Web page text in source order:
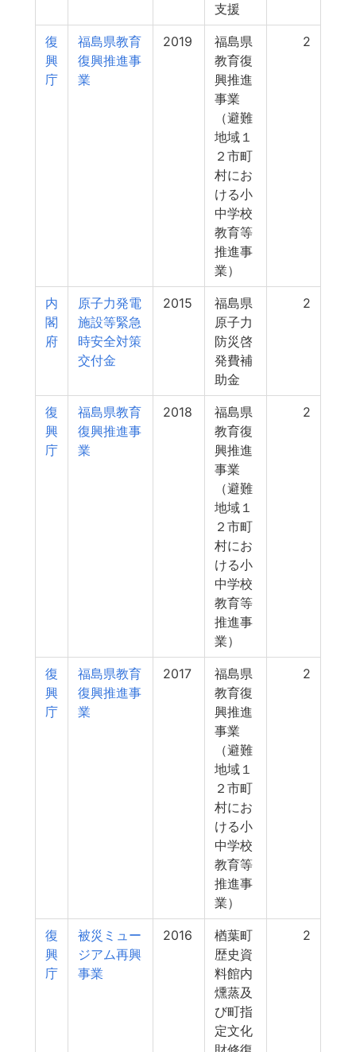
支援
復
興
庁
福島県教育
復興推進事
業
2019
福島県
教育復
興推進
事業
（避難
地域１
２市町
村にお
ける小
中学校
教育等
推進事
業）
2
内
閣
府
原子力発電
施設等緊急
時安全対策
交付金
2015
福島県
原子力
防災啓
発費補
助金
2
復
興
庁
福島県教育
復興推進事
業
2018
福島県
教育復
興推進
事業
（避難
地域１
２市町
村にお
ける小
中学校
教育等
推進事
業）
2
復
興
庁
福島県教育
復興推進事
業
2017
福島県
教育復
興推進
事業
（避難
地域１
２市町
村にお
ける小
中学校
教育等
推進事
業）
2
復
興
庁
被災ミュー
ジアム再興
事業
2016
楢葉町
歴史資
料館内
燻蒸及
び町指
定文化
2